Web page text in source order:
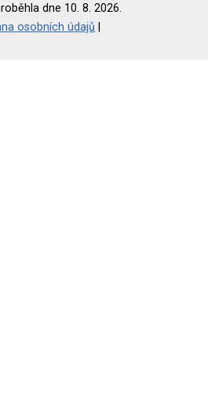
dne 10. 8. 2026.
osobních údajů